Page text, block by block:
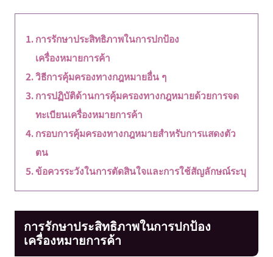
การรักษาประสิทธิภาพในการปกป้อง
เครื่องหมายการค้า
วิธีการคุ้มครองทางกฎหมายอื่น ๆ
การปฏิบัติด้านการคุ้มครองทางกฎหมายด้วยการจด
ทะเบียนเครื่องหมายการค้า
กรอบการคุ้มครองทางกฎหมายสำหรับการแสดงตัว
ตน
ข้อควรระวังในการตัดสินใจและการใช้สัญลักษณ์ระบุ
การรักษาประสิทธิภาพในการปกป้อง
เครื่องหมายการค้า